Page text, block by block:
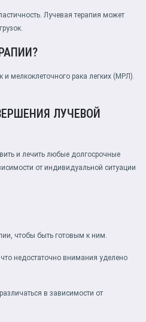
Лучевая терапия может
и мелкоклеточного рака легких (МРЛ).
ЛУЧЕВОЙ
и лечить любые долгосрочные
от индивидуальной ситуации
чтобы быть готовым к ним.
недостаточно внимания уделено
в зависимости от